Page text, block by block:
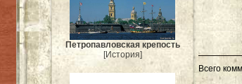
Петропавловская крепость
[История]
Всего